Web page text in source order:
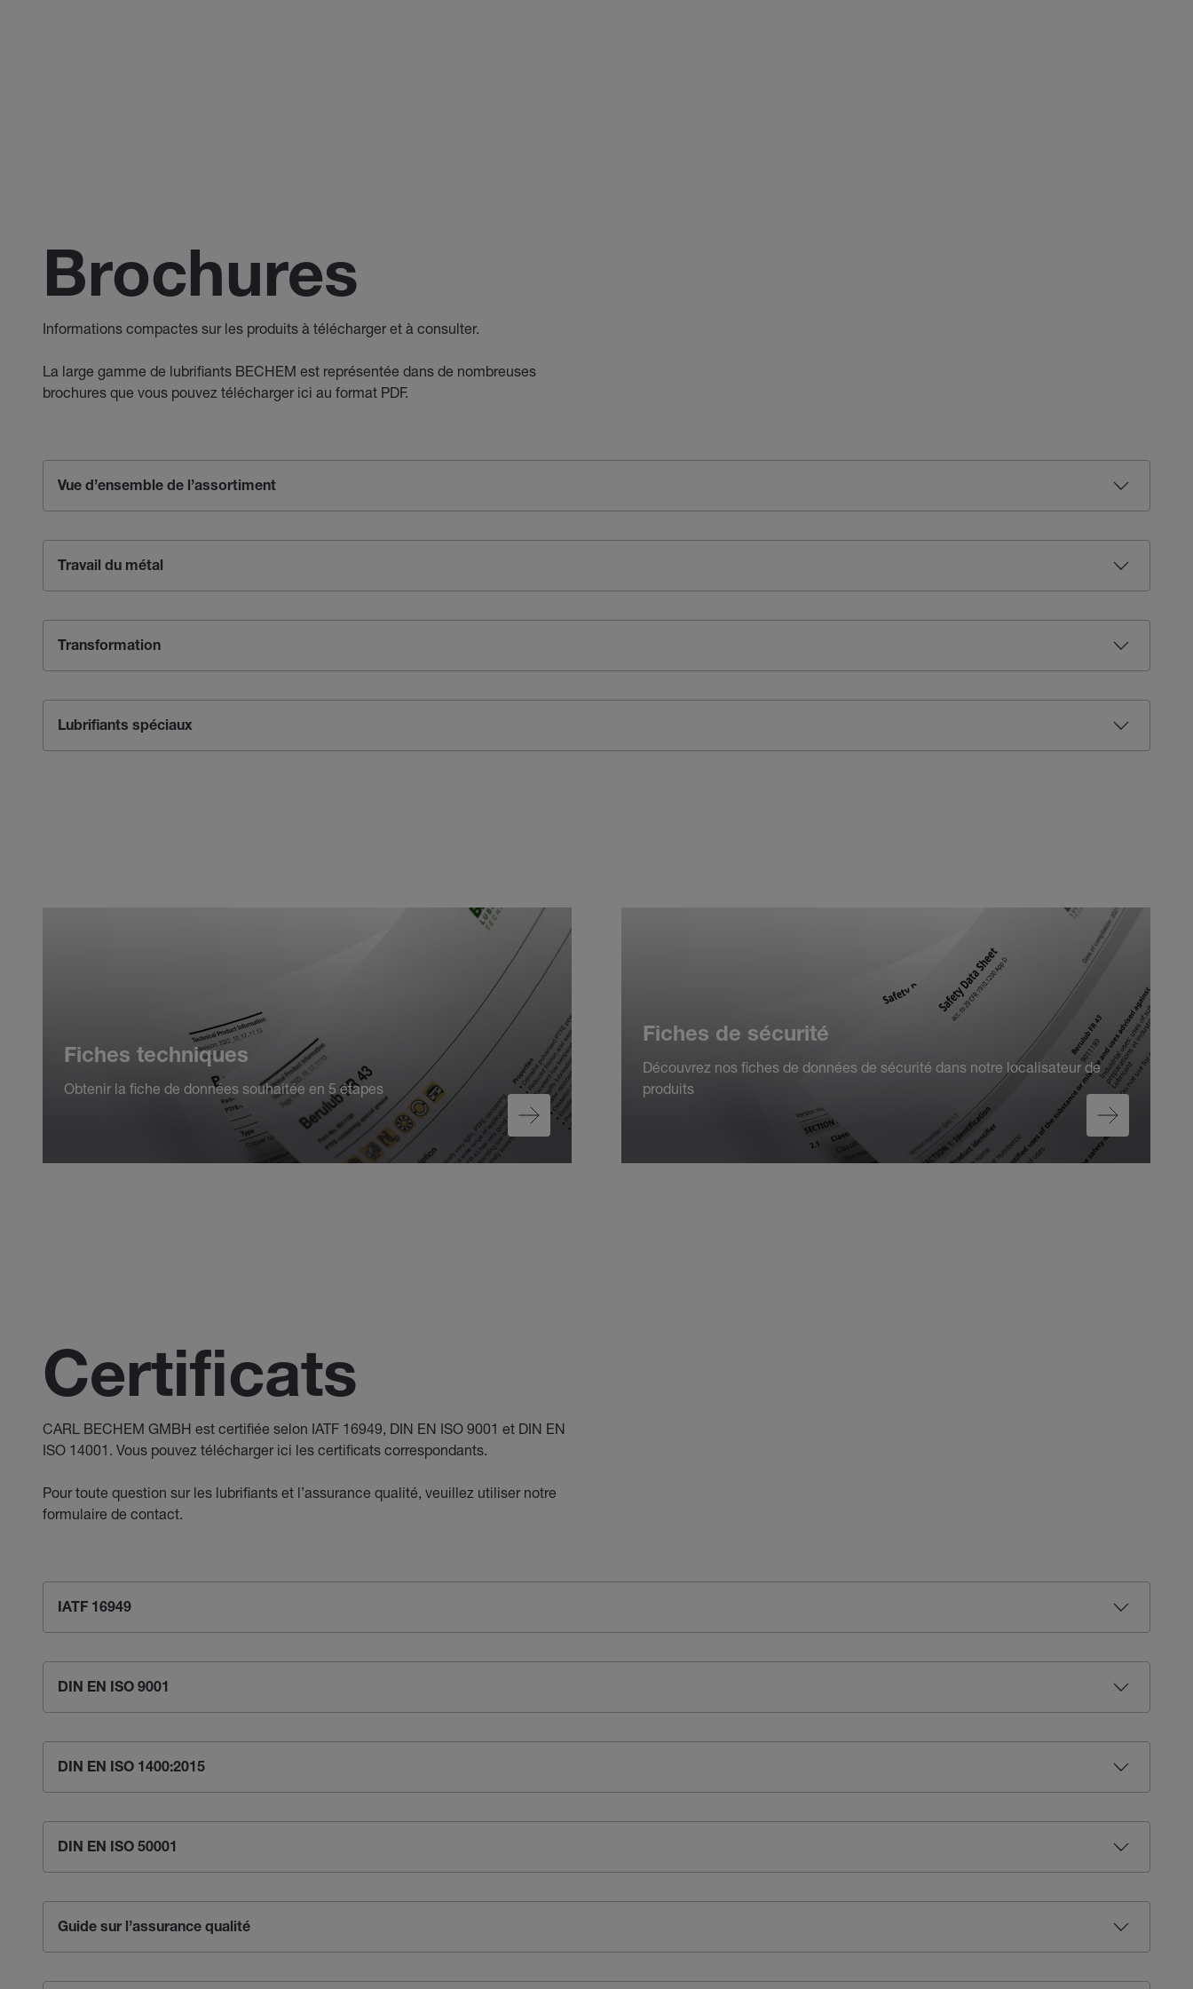
Brochures
Informations compactes sur les produits à télécharger et à consulter.
La large gamme de lubrifiants BECHEM est représentée dans de nombreuses
brochures que vous pouvez télécharger ici au format PDF.
Vue d’ensemble de l’assortiment
Travail du métal
Transformation
Lubrifiants spéciaux
Fiches techniques
Obtenir la fiche de données souhaitée en 5 étapes
Fiches de sécurité
Découvrez nos fiches de données de sécurité dans notre localisateur de
produits
Certificats
CARL BECHEM GMBH est certifiée selon IATF 16949, DIN EN ISO 9001 et DIN EN
ISO 14001. Vous pouvez télécharger ici les certificats correspondants.
Pour toute question sur les lubrifiants et l’assurance qualité, veuillez utiliser notre
formulaire de contact.
IATF 16949
DIN EN ISO 9001
DIN EN ISO 1400:2015
DIN EN ISO 50001
Guide sur l’assurance qualité